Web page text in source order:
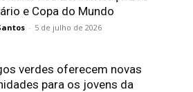
e Copa do Mundo
- 5 de julho de 2026
verdes oferecem novas
para os jovens da